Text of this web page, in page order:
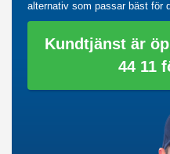
alternativ som passar bäst för
Kundtjänst är
44 11